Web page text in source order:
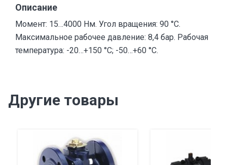
Описание
Момент: 15…4000 Нм. Угол вращения: 90 °С.
Максимальное рабочее давление: 8,4 бар. Рабочая
температура: -20…+150 °С; -50…+60 °С.
Другие товары